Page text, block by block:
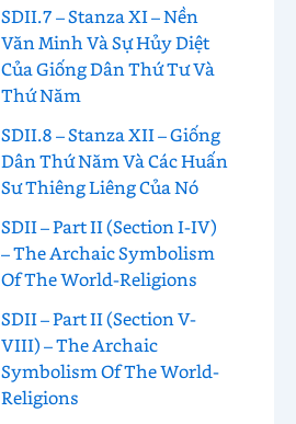
SDII.7 – Stanza XI – Nền
Văn Minh Và Sự Hủy Diệt
Của Giống Dân Thứ Tư Và
Thứ Năm
SDII.8 – Stanza XII – Giống
Dân Thứ Năm Và Các Huấn
Sư Thiêng Liêng Của Nó
SDII – Part II (Section I-IV)
– The Archaic Symbolism
Of The World-Religions
SDII – Part II (Section V-
VIII) – The Archaic
Symbolism Of The World-
Religions